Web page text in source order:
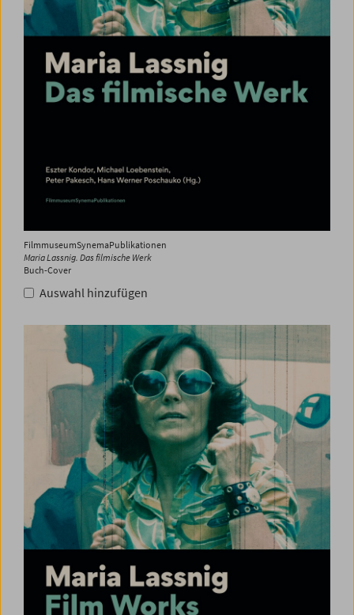
FilmmuseumSynemaPublikationen
Maria Lassnig. Das filmische Werk
Buch-Cover
Auswahl hinzufügen